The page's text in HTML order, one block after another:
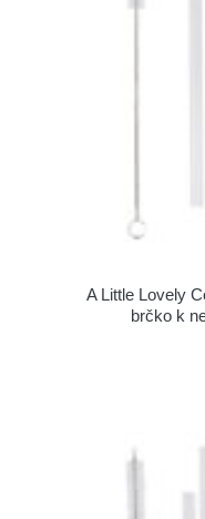
A Little Lovely
brčko k